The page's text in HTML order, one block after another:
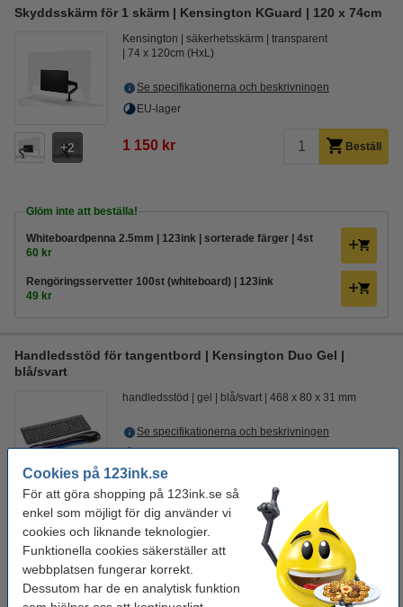
Cookies på 123ink.se
För att göra shopping på 123ink.se så
enkel som möjligt för dig använder vi
cookies och liknande teknologier.
Funktionella cookies säkerställer att
webbplatsen fungerar korrekt.
Dessutom har de en analytisk funktion
Skyddsskärm för 1 skärm | Kensington KGuard | 120 x 74cm
2
Kensington säkerhetsskärm
transparent
74 x 120cm (HxL)
Se specifikationerna och beskrivningen
EU-lager
1 150 kr Beställ
Glöm inte att beställa!
Whiteboardpenna 2.5mm | 123ink | sorterade färger | 4st
60 kr
Rengöringsservetter 100st (whiteboard) | 123ink
49 kr
Handledsstöd för tangentbord | Kensington Duo Gel |
blå/svart
handledsstöd gel blå/svart 468 x 80 x 31 mm
Se specifikationerna och beskrivningen
269 kr
Glöm inte att beställa!
Musmatta 24x18cm med handledsstöd | Kensington Duo